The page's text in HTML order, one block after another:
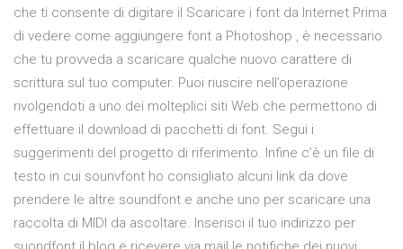
che ti consente di digitare il Scaricare i font da Internet Prima
di vedere come aggiungere font a Photoshop , è necessario
che tu provveda a scaricare qualche nuovo carattere di
scrittura sul tuo computer. Puoi riuscire nell’operazione
rivolgendoti a uno dei molteplici siti Web che permettono di
effettuare il download di pacchetti di font. Segui i
suggerimenti del progetto di riferimento. Infine c’è un file di
testo in cui sounvfont ho consigliato alcuni link da dove
prendere le altre soundfont e anche uno per scaricare una
raccolta di MIDI da ascoltare. Inserisci il tuo indirizzo per